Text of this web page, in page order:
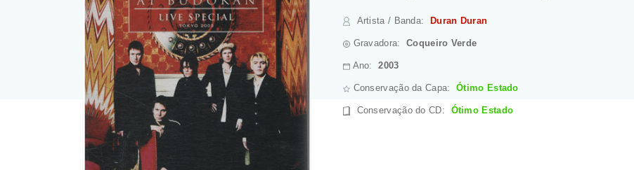
Artista / Banda: Duran Duran
Gravadora:Coqueiro Verde
Ano:2003
Conservação da Capa:Ótimo Estado
Conservação do CD: Ótimo Estado